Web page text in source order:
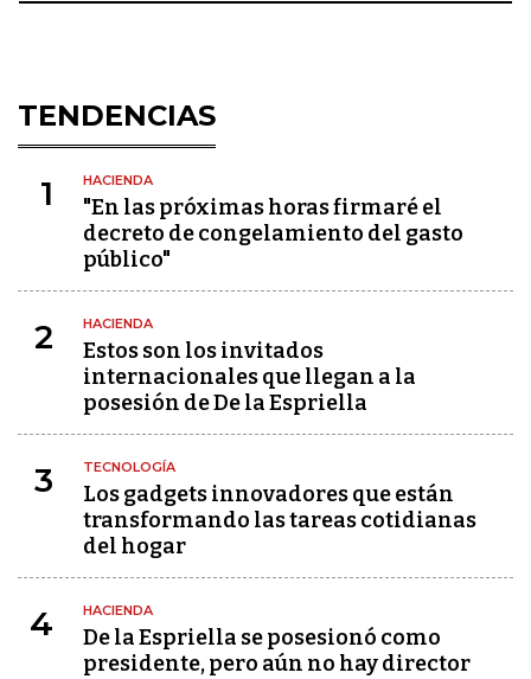
TENDENCIAS
1 HACIENDA
"En las próximas horas firmaré el
decreto de congelamiento del gasto
público"
2 HACIENDA
Estos son los invitados
internacionales que llegan a la
posesión de De la Espriella
3 TECNOLOGÍA
Los gadgets innovadores que están
transformando las tareas cotidianas
del hogar
4 HACIENDA
De la Espriella se posesionó como
presidente, pero aún no hay director